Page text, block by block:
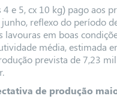
e 5, cx 10 kg) pago aos
reflexo do período
em boas
média, estimada
prevista de 7,23
de produção